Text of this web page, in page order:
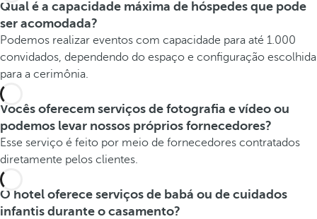
Qual é a capacidade máxima de hóspedes que pode
ser acomodada?
Podemos realizar eventos com capacidade para até 1.000
convidados, dependendo do espaço e configuração escolhida
para a cerimônia.
Vocês oferecem serviços de fotografia e vídeo ou
podemos levar nossos próprios fornecedores?
Esse serviço é feito por meio de fornecedores contratados
diretamente pelos clientes.
O hotel oferece serviços de babá ou de cuidados
infantis durante o casamento?